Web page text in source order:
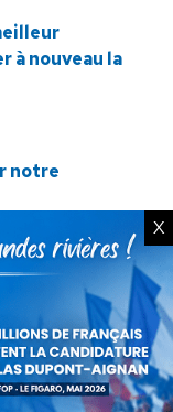
à nouveau la
notre
à quand des
et
X